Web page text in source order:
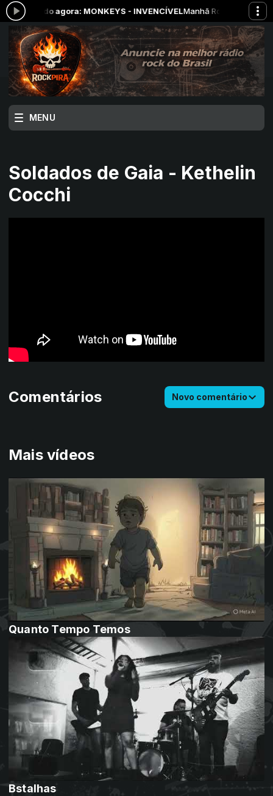
agora: MONKEYS - INVENCÍVELManhã RockPira com RockPira
MENU
Soldados de Gaia - Kethelin
Cocchi
Mais vídeos
Quanto Tempo Temos
Bstalhas
Comentários Novo comentário